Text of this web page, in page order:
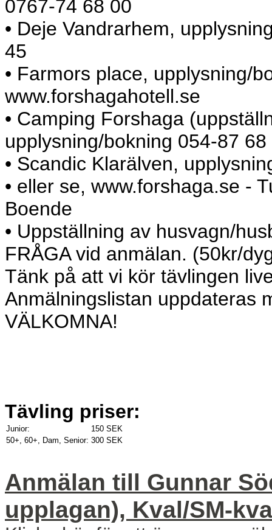
0767-74 68 00
• Deje Vandrarhem,
45
• Farmors place, upplysning/
www.forshagahotell.se
• Camping Forshaga
upplysning/bokning 054-87 68
• Scandic Klarälven,
• eller se, www.forshaga.se -
Boende
• Uppställning av husvagn/
FRÅGA vid anmälan. (50kr/
Tänk på att vi kör tävlingen
Anmälningslistan uppdateras
VÄLKOMNA!
Tävling priser:
Junior:
150 SEK
50+, 60+, Dam, Senior: 300 SEK
Anmälan till Gunnar
upplagan), Kval/SM-